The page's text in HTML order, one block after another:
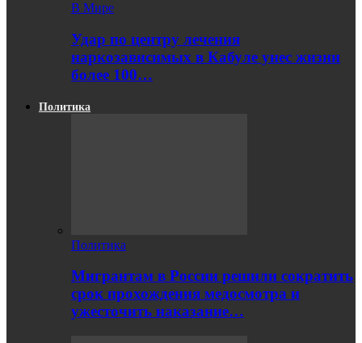
В Мире
Удар по центру лечения
наркозависимых в Кабуле унес жизни
более 100…
Политика
Политика
Мигрантам в России решили сократить
срок прохождения медосмотра и
ужесточить наказание…